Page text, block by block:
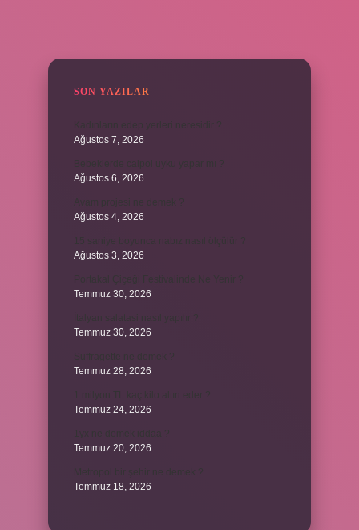
SON YAZILAR
Ağustos 7, 2026
Ağustos 6, 2026
Ağustos 4, 2026
Ağustos 3, 2026
Temmuz 30, 2026
Temmuz 30, 2026
Temmuz 28, 2026
Temmuz 24, 2026
Temmuz 20, 2026
Temmuz 18, 2026